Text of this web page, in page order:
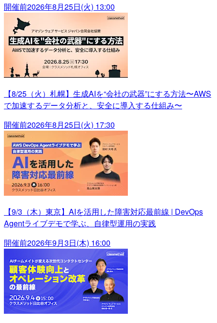
開催前2026年8月25日(火) 13:00
【8/25（火）札幌】生成AIを“会社の武器”にする方法〜AWS
で加速するデータ分析と、安全に導入する仕組み〜
開催前2026年8月25日(火) 17:30
【9/3（木）東京】AIを活用した障害対応最前線 | DevOps
Agentライブデモで学ぶ、自律型運用の実践
開催前2026年9月3日(木) 16:00